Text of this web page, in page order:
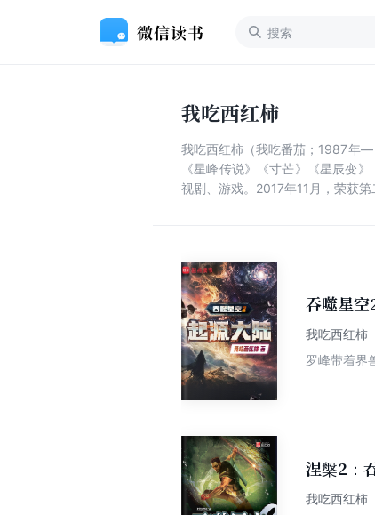
我吃西红柿
我吃西红柿（我吃番茄；1987年—
《星峰传说》《寸芒》《星辰变
视剧、游戏。2017年11月，荣获第
吞噬星空
我吃西红柿
罗峰带着界
涅槃2：
我吃西红柿